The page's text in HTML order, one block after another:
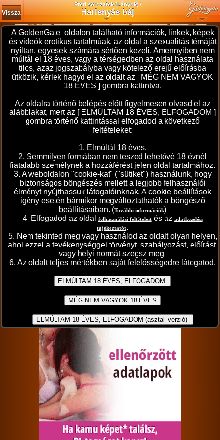
Profi sorozatok (Lányok) /
Harisnyás báj
Vissza
A GoldenGate oldalon található információk, linkek, képek
és videók erotikus tartalmúak, az oldal a szexualitás témáját
nyíltan, egyesek számára sértően kezeli. Amennyiben nem
múltál el 18 éves, vagy a térségedben az oldal használata
tilos, azaz jogszabályba vagy kötelező erejű előírásba
ütközik, kérlek hagyd el az oldalt az [ MÉG NEM VAGYOK
18 ÉVES ] gombra kattintva.
Az oldalra történő belépés előtt figyelmesen olvasd el az
alábbiakat, mert az [ ELMÚLTAM 18 ÉVES, ELFOGADOM ]
gombra történő kattintással elfogadod a következő
feltételeket:
1. Elmúltál 18 éves.
2. Semmilyen formában nem teszed lehetővé 18 évnél
fiatalabb személynek a hozzáférést jelen oldal tartalmához.
3. A weboldalon "cookie-kat" ("sütiket") használunk, hogy
biztonságos böngészés mellett a legjobb felhasználói
élményt nyújthassuk látogatóinknak. A cookie beállítások
igény esetén bármikor megváltoztathatók a böngésző
beállításaiban. (További információk)
4. Elfogadod az oldal
felhasználási feltételeités az adatkezelési
tájékoztatót.
5. Nem tekinted meg vagy használod az oldalt olyan helyen,
ahol ezzel a tevékenységgel törvényt, szabályozást, előírást,
vagy helyi normát szegsz meg.
6. Az oldalt teljes mértékben saját felelősségedre látogatod.
‹ »
›
/ 3
A sorozat adatai
2025. október 09.
A sorozat kategóriái:
lányok fazon pina harisnyás fehérneműs
Értékeld a sorozatot:
4.93/5 (58db)